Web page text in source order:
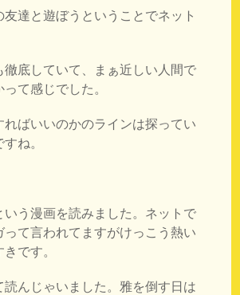
達と遊ぼうということでネット
徹底していて、まぁ近しい人間で
て感じでした。
ればいいのかのラインは探ってい
ね。
いう漫画を読みました。ネットで
って言われてますがけっこう熱い
です。
読んじゃいました。雅を倒す日は